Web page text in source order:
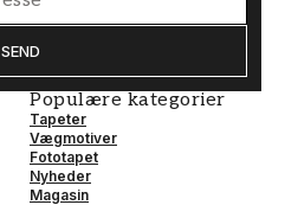
SEND
Populære kategorier
Tapeter
Vægmotiver
Fototapet
Nyheder
Magasin